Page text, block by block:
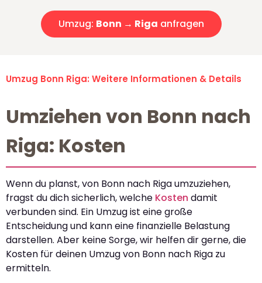
Umzug: Bonn → Riga anfragen
Umzug Bonn Riga: Weitere Informationen & Details
Umziehen von Bonn nach
Riga: Kosten
Wenn du planst, von Bonn nach Riga umzuziehen,
fragst du dich sicherlich, welche Kosten damit
verbunden sind. Ein Umzug ist eine große
Entscheidung und kann eine finanzielle Belastung
darstellen. Aber keine Sorge, wir helfen dir gerne, die
Kosten für deinen Umzug von Bonn nach Riga zu
ermitteln.